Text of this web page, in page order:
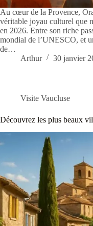
Au cœur de la Provence,
véritable joyau culturel que
en 2026. Entre son riche
mondial de l’UNESCO, et
de…
Arthur
30 janvier
Visite Vaucluse
Découvrez les plus beaux